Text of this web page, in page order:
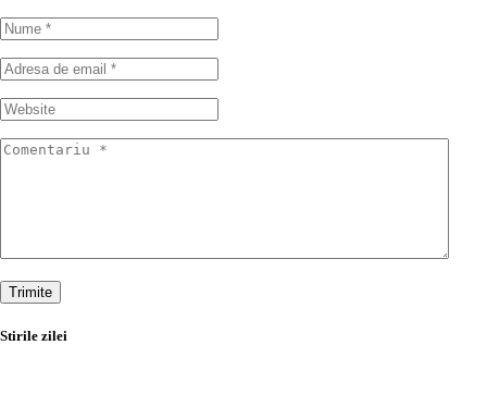
Trimite
Stirile zilei